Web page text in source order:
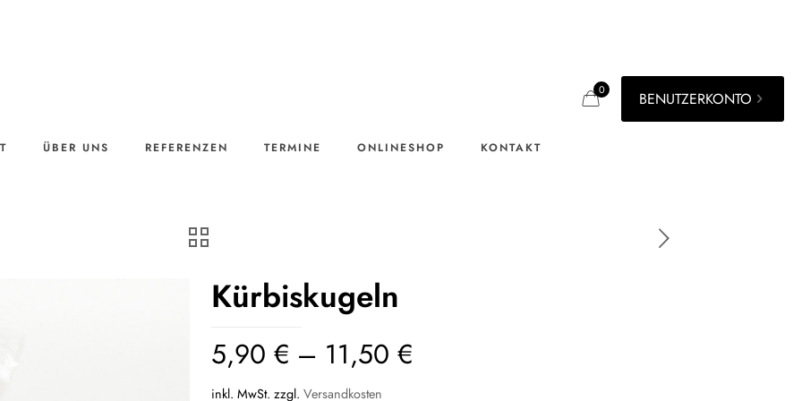
ÜBER UNS REFERENZEN TERMINE ONLINESHOP KONTAKT
0 BENUTZERKONTO
Kürbiskugeln
5,90 € – 11,50 €
inkl. MwSt. zzgl. Versandkosten